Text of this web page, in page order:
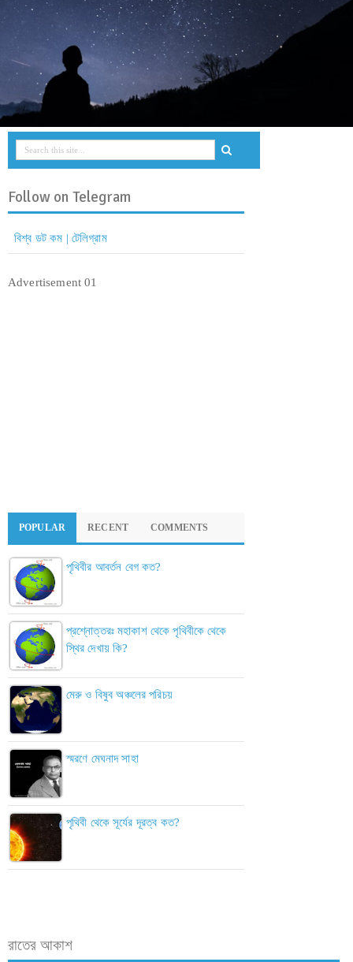
Follow on Telegram
বিশ্ব ডট কম | টেলিগ্রাম
Advertisement 01
POPULAR RECENT COMMENTS
পৃথিবীর আবর্তন বেগ কত?
প্রশ্নোত্তরঃ মহাকাশ থেকে পৃথিবীকে থেকে
স্থির দেখায় কি?
মেরু ও বিষুব অঞ্চলের পরিচয়
স্মরণে মেঘনাদ সাহা
পৃথিবী থেকে সূর্যের দূরত্ব কত?
রাতের আকাশ